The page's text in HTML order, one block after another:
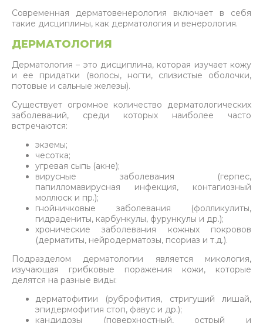
Современная дерматовенерология включает в себя
такие дисциплины, как дерматология и венерология.
ДЕРМАТОЛОГИЯ
Дерматология – это дисциплина, которая изучает кожу
и ее придатки (волосы, ногти, слизистые оболочки,
потовые и сальные железы).
Существует огромное количество дерматологических
заболеваний, среди которых наиболее часто
встречаются:
экземы;
чесотка;
угревая сыпь (акне);
вирусные заболевания (герпес,
папилломавирусная инфекция, контагиозный
моллюск и пр.);
гнойничковые заболевания (фолликулиты,
гидрадениты, карбункулы, фурункулы и др.);
хронические заболевания кожных покровов
(дерматиты, нейродерматозы, псориаз и т.д.).
Подразделом дерматологии является микология,
изучающая грибковые поражения кожи, которые
делятся на разные виды:
дерматофитии (руброфития, стригущий лишай,
эпидермофития стоп, фавус и др.);
кандидозы (поверхностный, острый и